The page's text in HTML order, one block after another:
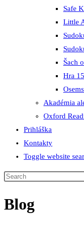
Safe
Little
Šach
Hra 15
Akadémia
Oxford
Prihláška
Kontakty
Toggle website
Blog